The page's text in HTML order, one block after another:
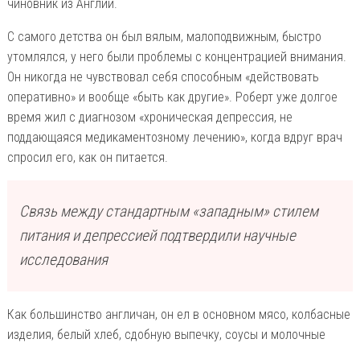
чиновник из Англии.
С самого детства он был вялым, малоподвижным, быстро
утомлялся, у него были проблемы с концентрацией внимания.
Он никогда не чувствовал себя способным «действовать
оперативно» и вообще «быть как другие». Роберт уже долгое
время жил с диагнозом «хроническая депрессия, не
поддающаяся медикаментозному лечению», когда вдруг врач
спросил его, как он питается.
Cвязь между стандартным «западным» стилем
питания и депрессией подтвердили научные
исследования
Как большинство англичан, он ел в основном мясо, колбасные
изделия, белый хлеб, сдобную выпечку, соусы и молочные